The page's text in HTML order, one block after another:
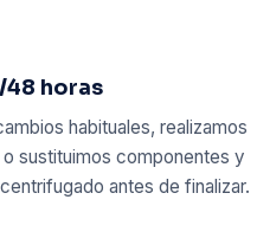
48 horas
habituales, realizamos
sustituimos componentes y
antes de finalizar.